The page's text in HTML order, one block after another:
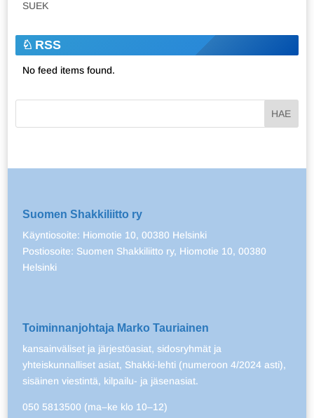
SUEK
RSS
No feed items found.
Suomen Shakkiliitto ry
Käyntiosoite: Hiomotie 10, 00380 Helsinki
Postiosoite: Suomen Shakkiliitto ry, Hiomotie 10, 00380
Helsinki
Toiminnanjohtaja Marko Tauriainen
kansainväliset ja järjestöasiat, sidosryhmät ja
yhteiskunnalliset asiat, Shakki-lehti (numeroon 4/2024 asti),
sisäinen viestintä, kilpailu- ja jäsenasiat.
050 5813500 (ma–ke klo 10–12)